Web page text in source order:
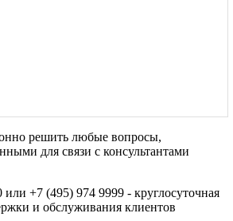
решить любые вопросы,
для связи с консультантами
или +7 (495) 974 9999 - круглосуточная
и обслуживания клиентов